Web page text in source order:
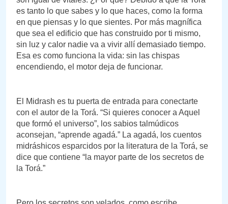
es tanto lo que sabes y lo que haces, como la forma
en que piensas y lo que sientes. Por más magnífica
que sea el edificio que has construido por ti mismo,
sin luz y calor nadie va a vivir allí demasiado tiempo.
Esa es como funciona la vida: sin las chispas
encendiendo, el motor deja de funcionar.
El Midrash es tu puerta de entrada para conectarte
con el autor de la Torá. “Si quieres conocer a Aquel
que formó el universo”, los sabios talmúdicos
aconsejan, “aprende agadá.” La agadá, los cuentos
midráshicos esparcidos por la literatura de la Torá, se
dice que contiene “la mayor parte de los secretos de
la Torá.”